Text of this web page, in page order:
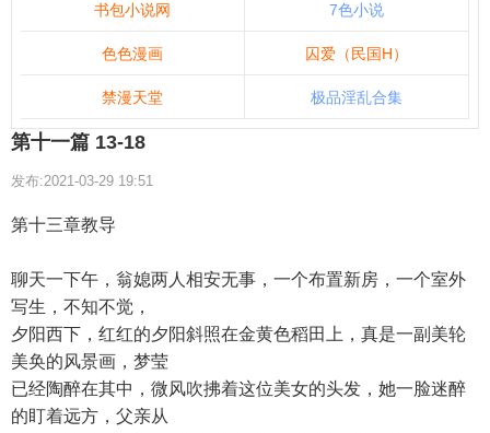
书包小说网 7色小说
色色漫画 囚爱（民国H）
禁漫天堂 极品淫乱合集
第十一篇 13-18
发布:2021-03-29 19:51
第十三章教导
聊天一下午，翁媳两人相安无事，一个布置新房，一个室外
写生，不知不觉，
夕阳西下，红红的夕阳斜照在金黄色稻田上，真是一副美轮
美奂的风景画，梦莹
已经陶醉在其中，微风吹拂着这位美女的头发，她一脸迷醉
的盯着远方，父亲从